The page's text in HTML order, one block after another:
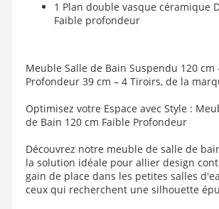
1 Plan double vasque céramique
Faible profondeur
Meuble Salle de Bain Suspendu 120 cm
Profondeur 39 cm – 4 Tiroirs, de la
Optimisez votre Espace avec Style :
de Bain 120 cm Faible Profondeur
Découvrez notre meuble de salle de
la solution idéale pour allier design
gain de place dans les petites salles
ceux qui recherchent une silhouette